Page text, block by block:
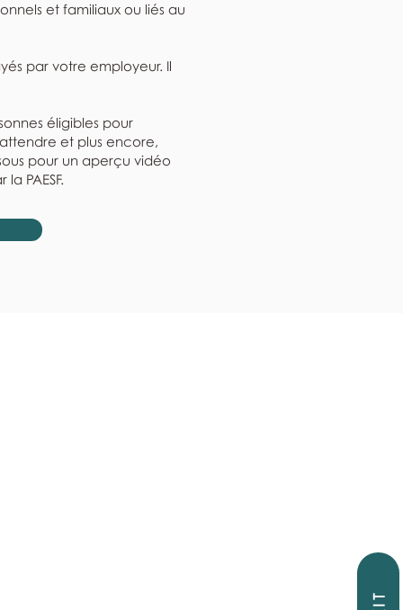
et familiaux ou liés au
par votre employeur. Il
éligibles pour
et plus encore,
pour un aperçu vidéo
PAESF.